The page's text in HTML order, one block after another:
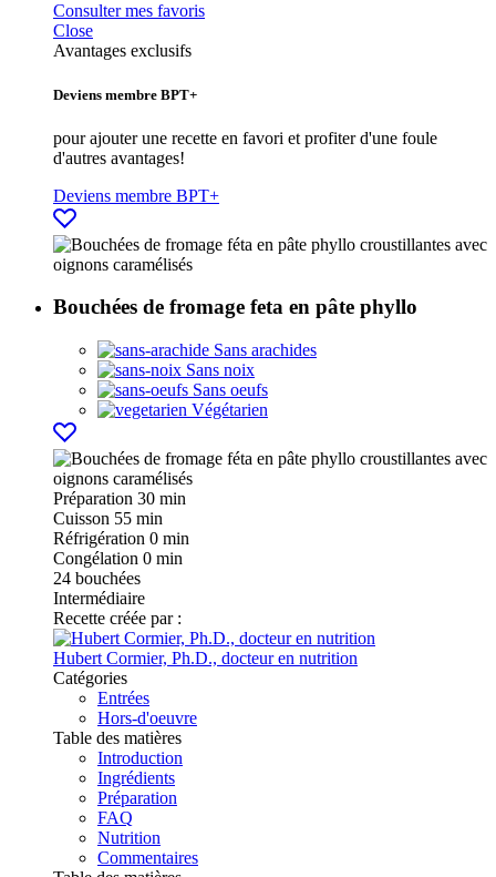
Consulter mes favoris
Close
Avantages exclusifs
Deviens membre BPT+
pour ajouter une recette en favori et profiter d'une foule
d'autres avantages!
Deviens membre BPT+
Bouchées de fromage feta en pâte phyllo
Sans arachides
Sans noix
Sans oeufs
Végétarien
Préparation 30 min
Cuisson 55 min
Réfrigération 0 min
Congélation 0 min
24 bouchées
Intermédiaire
Recette créée par :
Hubert Cormier, Ph.D., docteur en nutrition
Catégories
Entrées
Hors-d'oeuvre
Table des matières
Introduction
Ingrédients
Préparation
FAQ
Nutrition
Commentaires